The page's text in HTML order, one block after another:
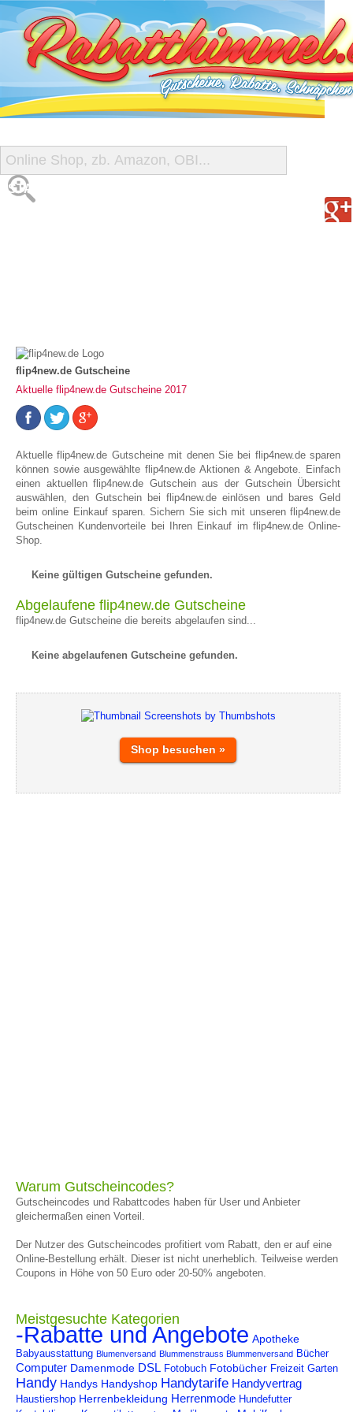
START
flip4new.de Gutscheine
Aktuelle flip4new.de Gutscheine 2017
Aktuelle flip4new.de Gutscheine mit denen Sie bei flip4new.de sparen
können sowie ausgewählte flip4new.de Aktionen & Angebote. Einfach
einen aktuellen flip4new.de Gutschein aus der Gutschein Übersicht
auswählen, den Gutschein bei flip4new.de einlösen und bares Geld
beim online Einkauf sparen. Sichern Sie sich mit unseren flip4new.de
Gutscheinen Kundenvorteile bei Ihren Einkauf im flip4new.de Online-
Shop.
Keine gültigen Gutscheine gefunden.
Abgelaufene flip4new.de Gutscheine
flip4new.de Gutscheine die bereits abgelaufen sind...
Keine abgelaufenen Gutscheine gefunden.
Shop besuchen »
Warum Gutscheincodes?
Gutscheincodes und Rabattcodes haben für User und Anbieter
gleichermaßen einen Vorteil.
Der Nutzer des Gutscheincodes profitiert vom Rabatt, den er auf eine
Online-Bestellung erhält. Dieser ist nicht unerheblich. Teilweise werden
Coupons in Höhe von 50 Euro oder 20-50% angeboten.
Meistgesuchte Kategorien
-Rabatte und Angebote Apotheke
Babyausstattung Blumenversand Blummenstrauss Blummenversand Bücher
Computer Damenmode DSL Fotobuch Fotobücher Freizeit Garten
Handy Handys Handyshop Handytarife Handyvertrag
Haustiershop Herrenbekleidung Herrenmode Hundefutter